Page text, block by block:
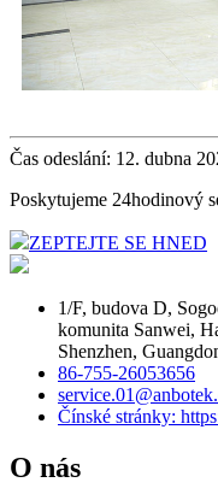
Čas odeslání: 12. dubna
Poskytujeme 24hodinový
ZEPTEJTE SE HNED
1/F, budova D,
komunita Sanwei,
Shenzhen,
86-755-26053656
Čínské stránky:
O nás